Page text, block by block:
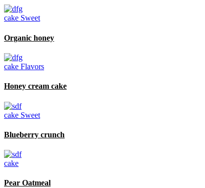
cake Sweet
Organic honey
cake Flavors
Honey cream cake
cake Sweet
Blueberry crunch
cake
Pear Oatmeal